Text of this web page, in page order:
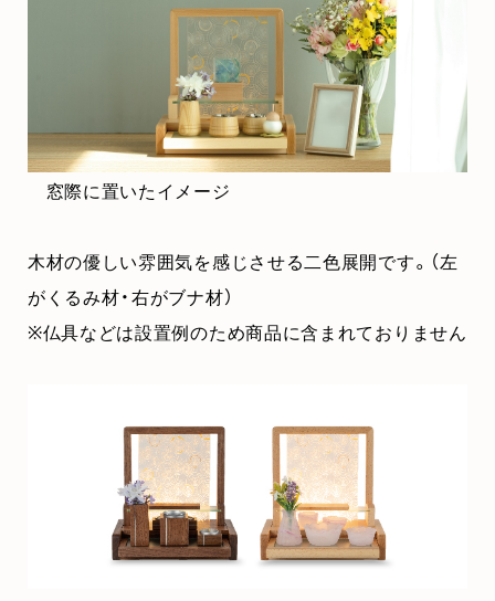
窓際に置いたイメージ
木材の優しい雰囲気を感じさせる二色展開です。（左
がくるみ材・右がブナ材）
※仏具などは設置例のため商品に含まれておりません